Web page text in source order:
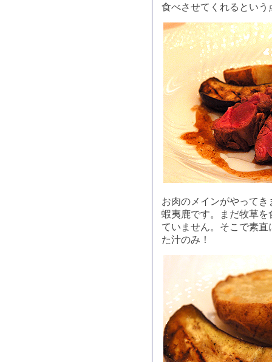
食べさせてくれるとい
お肉のメインがやって
蝦夷鹿です。まだ牧草
ていません。そこで素
た汁のみ！